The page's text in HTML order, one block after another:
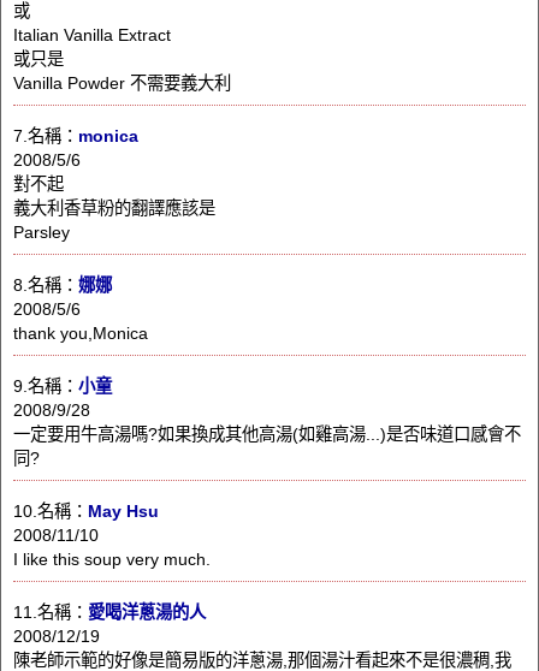
或
Italian Vanilla Extract
或只是
Vanilla Powder 不需要義大利
7.名稱： monica
2008/5/6
對不起
義大利香草粉的翻譯應該是
Parsley
8.名稱： 娜娜
2008/5/6
thank you,Monica
9.名稱： 小童
2008/9/28
一定要用牛高湯嗎?如果換成其他高湯(如雞高湯...)是否味道口感會不
同?
10.名稱： May Hsu
2008/11/10
I like this soup very much.
11.名稱： 愛喝洋蔥湯的人
2008/12/19
陳老師示範的好像是簡易版的洋蔥湯,那個湯汁看起來不是很濃稠,我